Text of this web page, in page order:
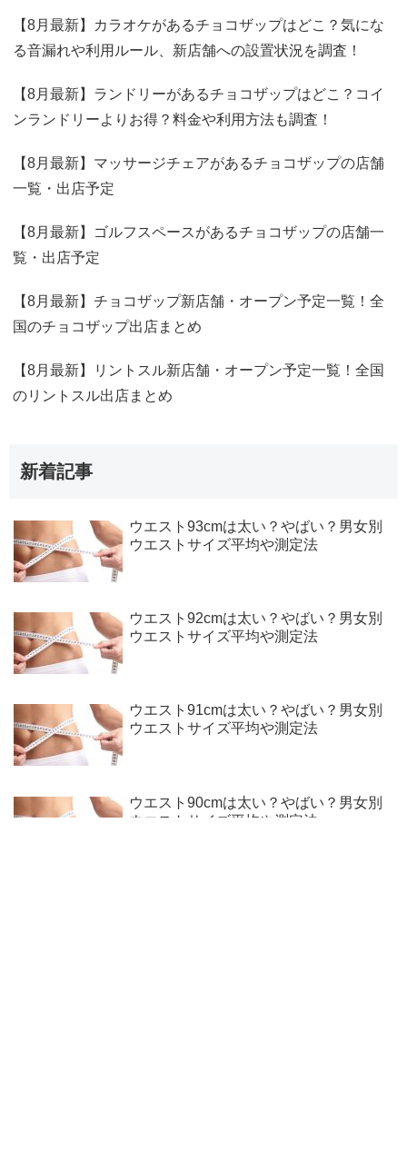
【8月最新】カラオケがあるチョコザップはどこ？気にな
る音漏れや利用ルール、新店舗への設置状況を調査！
【8月最新】ランドリーがあるチョコザップはどこ？コイ
ンランドリーよりお得？料金や利用方法も調査！
【8月最新】マッサージチェアがあるチョコザップの店舗
一覧・出店予定
【8月最新】ゴルフスペースがあるチョコザップの店舗一
覧・出店予定
【8月最新】チョコザップ新店舗・オープン予定一覧！全
国のチョコザップ出店まとめ
【8月最新】リントスル新店舗・オープン予定一覧！全国
のリントスル出店まとめ
新着記事
ウエスト93cmは太い？やばい？男女別
ウエストサイズ平均や測定法
ウエスト92cmは太い？やばい？男女別
ウエストサイズ平均や測定法
ウエスト91cmは太い？やばい？男女別
ウエストサイズ平均や測定法
ウエスト90cmは太い？やばい？男女別
ウエストサイズ平均や測定法